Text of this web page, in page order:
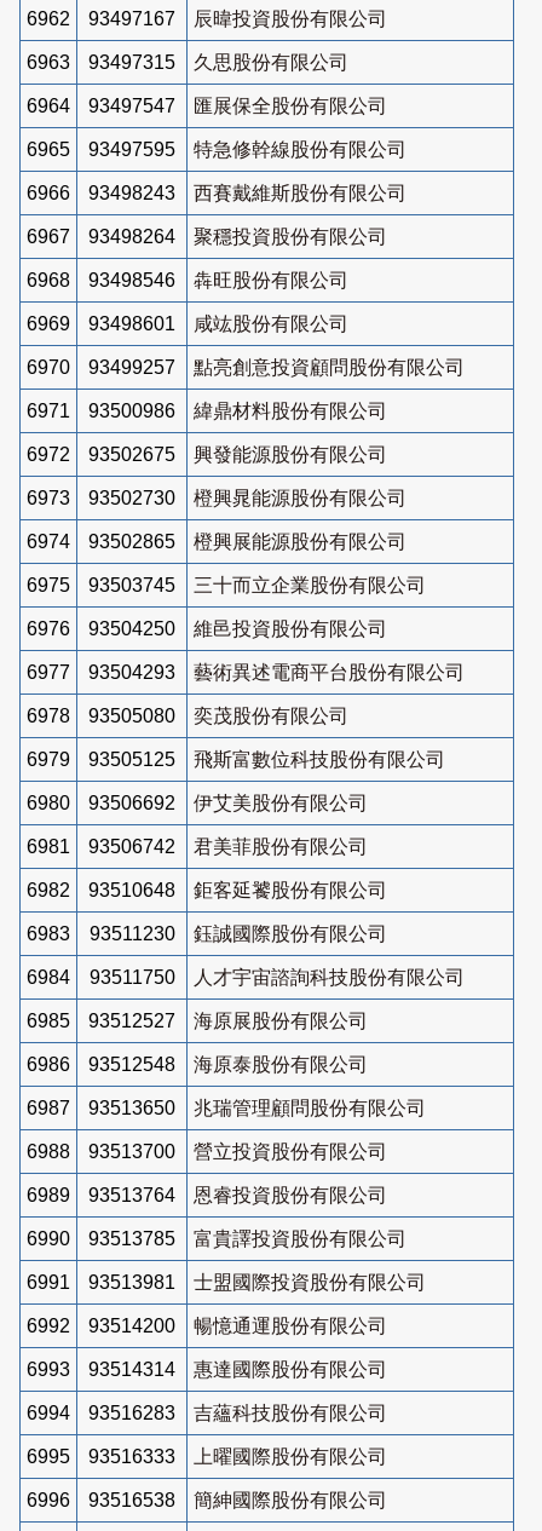
6962 93497167 辰暐投資股份有限公司
6963 93497315 久思股份有限公司
6964 93497547 匯展保全股份有限公司
6965 93497595 特急修幹線股份有限公司
6966 93498243 西賽戴維斯股份有限公司
6967 93498264 聚穩投資股份有限公司
6968 93498546 犇旺股份有限公司
6969 93498601 咸竑股份有限公司
6970 93499257 點亮創意投資顧問股份有限公司
6971 93500986 緯鼎材料股份有限公司
6972 93502675 興發能源股份有限公司
6973 93502730 橙興晁能源股份有限公司
6974 93502865 橙興展能源股份有限公司
6975 93503745 三十而立企業股份有限公司
6976 93504250 維邑投資股份有限公司
6977 93504293 藝術異述電商平台股份有限公司
6978 93505080 奕茂股份有限公司
6979 93505125 飛斯富數位科技股份有限公司
6980 93506692 伊艾美股份有限公司
6981 93506742 君美菲股份有限公司
6982 93510648 鉅客延饕股份有限公司
6983 93511230 鈺誠國際股份有限公司
6984 93511750 人才宇宙諮詢科技股份有限公司
6985 93512527 海原展股份有限公司
6986 93512548 海原泰股份有限公司
6987 93513650 兆瑞管理顧問股份有限公司
6988 93513700 營立投資股份有限公司
6989 93513764 恩睿投資股份有限公司
6990 93513785 富貴譯投資股份有限公司
6991 93513981 士盟國際投資股份有限公司
6992 93514200 暢憶通運股份有限公司
6993 93514314 惠達國際股份有限公司
6994 93516283 吉蘊科技股份有限公司
6995 93516333 上曜國際股份有限公司
6996 93516538 簡紳國際股份有限公司